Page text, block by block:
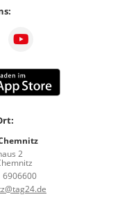
2
6906600